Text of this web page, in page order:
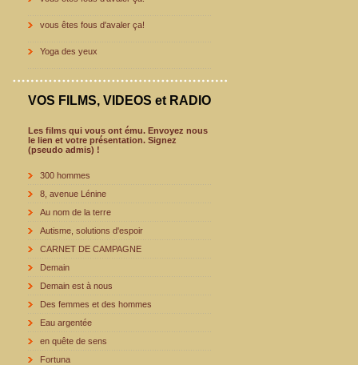
vous êtes fous d'avaler ça!
Yoga des yeux
VOS FILMS, VIDEOS et RADIO
Les films qui vous ont ému. Envoyez nous
le lien et votre présentation. Signez
(pseudo admis) !
300 hommes
8, avenue Lénine
Au nom de la terre
Autisme, solutions d'espoir
CARNET DE CAMPAGNE
Demain
Demain est à nous
Des femmes et des hommes
Eau argentée
en quête de sens
Fortuna